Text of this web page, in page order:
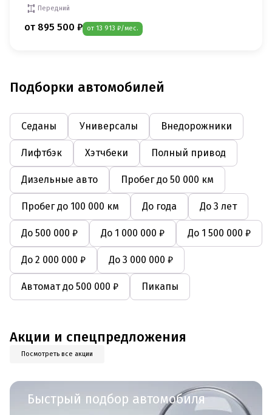
Передний
от 895 500 ₽ от 13 913 ₽/мес.
Подборки автомобилей
Седаны Универсалы Внедорожники
Лифтбэк Хэтчбеки Полный привод
Дизельные авто Пробег до 50 000 км
Пробег до 100 000 км До года До 3 лет
До 500 000 ₽ До 1 000 000 ₽ До 1 500 000 ₽
До 2 000 000 ₽ До 3 000 000 ₽
Автомат до 500 000 ₽ Пикапы
Акции и спецпредложения
Посмотреть все акции
Быстрый подбор автомобиля